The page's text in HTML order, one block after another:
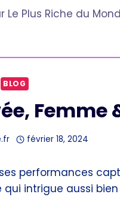
Le Plus Riche du
BLOG
Femme
février 18, 2024
performances
intrigue aussi